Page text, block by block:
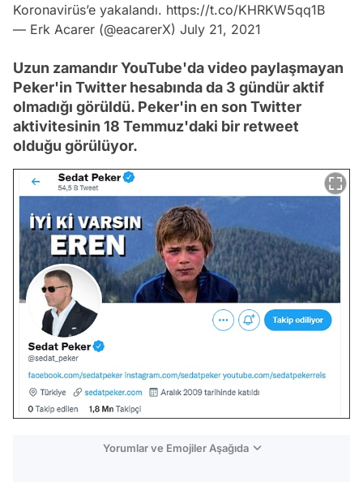
Koronavirüs’e yakalandı. https://t.co/KHRKW5qq1B
— Erk Acarer (@eacarerX) July 21, 2021
Uzun zamandır YouTube'da video paylaşmayan
Peker'in Twitter hesabında da 3 gündür aktif
olmadığı görüldü. Peker'in en son Twitter
aktivitesinin 18 Temmuz'daki bir retweet
olduğu görülüyor.
Yorumlar ve Emojiler Aşağıda